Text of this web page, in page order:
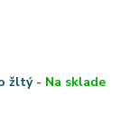
žltý- Na sklade